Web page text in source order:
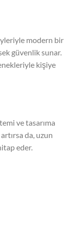
modern bir
güvenlik sunar.
kişiye
ve tasarıma
da, uzun
eder.